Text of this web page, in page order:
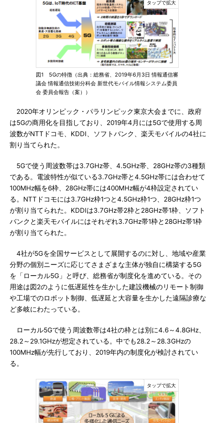
図1 5Gの特徴（出典：総務省、2019年6月3日 情報通信審
議会 情報通信技術分科会 新世代モバイル情報システム委員
会 委員会報告（案））
2020年オリンピック・パラリンピック東京大会までに、政府
は5Gの商用化を目指しており、2019年4月には5Gで使用する周
波数がNTTドコモ、KDDI、ソフトバンク、楽天モバイルの4社に
割り当てられた。
5Gで使う周波数帯は3.7GHz帯、4.5GHz帯、28GHz帯の3種類
である。電波特性が似ている3.7GHz帯と4.5GHz帯には合わせて
100MHz幅を6枠、28GHz帯には400MHz幅が4枠設定されてい
る。NTTドコモには3.7GHz枠1つと4.5GHz枠1つ、28GHz枠1つ
が割り当てられた。KDDIは3.7GHz帯2枠と28GHz帯1枠、ソフト
バンクと楽天モバイルにはそれぞれ3.7GHz帯1枠と28GHz帯1枠
が割り当てられた。
4社が5Gを全国サービスとして展開するのに対し、地域や産業
分野の個別ニーズに応じてさまざまな主体が独自に構築する5G
を「ローカル5G」と呼び、総務省が制度化を進めている。その
用途は図2のように低遅延性を生かした建設機械のリモート制御
や工場でのロボット制御、低遅延と大容量を生かした遠隔診療な
ど多岐にわたっている。
ローカル5Gで使う周波数帯は4社の枠とは別に4.6～4.8GHz、
28.2～29.1GHzが想定されている。中でも28.2～28.3GHzの
100MHz幅が先行しており、2019年内の制度化が検討されてい
る。